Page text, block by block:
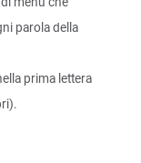
parola della
prima lettera